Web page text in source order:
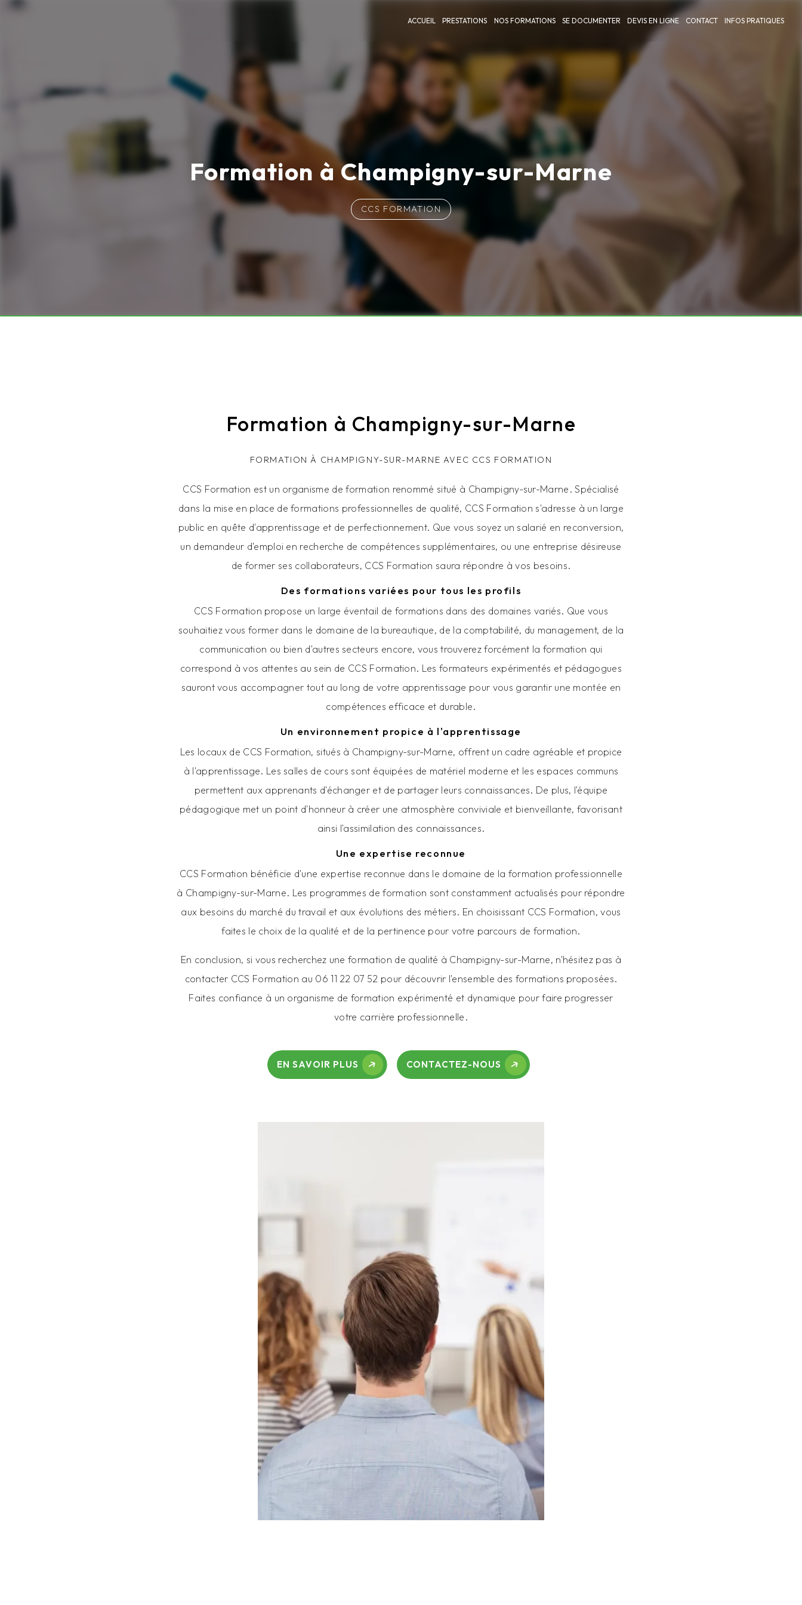
ACCUEIL PRESTATIONS NOS FORMATIONS SE DOCUMENTER DEVIS EN LIGNE CONTACT INFOS PRATIQUES
Formation à Champigny-sur-Marne
CCS FORMATION
Formation à Champigny-sur-Marne
FORMATION À CHAMPIGNY-SUR-MARNE AVEC CCS FORMATION
CCS Formation est un organisme de formation renommé situé à Champigny-sur-Marne. Spécialisé
dans la mise en place de formations professionnelles de qualité, CCS Formation s'adresse à un large
public en quête d'apprentissage et de perfectionnement. Que vous soyez un salarié en reconversion,
un demandeur d'emploi en recherche de compétences supplémentaires, ou une entreprise désireuse
de former ses collaborateurs, CCS Formation saura répondre à vos besoins.
Des formations variées pour tous les profils
CCS Formation propose un large éventail de formations dans des domaines variés. Que vous
souhaitiez vous former dans le domaine de la bureautique, de la comptabilité, du management, de la
communication ou bien d'autres secteurs encore, vous trouverez forcément la formation qui
correspond à vos attentes au sein de CCS Formation. Les formateurs expérimentés et pédagogues
sauront vous accompagner tout au long de votre apprentissage pour vous garantir une montée en
compétences efficace et durable.
Un environnement propice à l'apprentissage
Les locaux de CCS Formation, situés à Champigny-sur-Marne, offrent un cadre agréable et propice
à l'apprentissage. Les salles de cours sont équipées de matériel moderne et les espaces communs
permettent aux apprenants d'échanger et de partager leurs connaissances. De plus, l'équipe
pédagogique met un point d'honneur à créer une atmosphère conviviale et bienveillante, favorisant
ainsi l'assimilation des connaissances.
Une expertise reconnue
CCS Formation bénéficie d'une expertise reconnue dans le domaine de la formation professionnelle
à Champigny-sur-Marne. Les programmes de formation sont constamment actualisés pour répondre
aux besoins du marché du travail et aux évolutions des métiers. En choisissant CCS Formation, vous
faites le choix de la qualité et de la pertinence pour votre parcours de formation.
En conclusion, si vous recherchez une formation de qualité à Champigny-sur-Marne, n'hésitez pas à
contacter CCS Formation au 06 11 22 07 52 pour découvrir l'ensemble des formations proposées.
Faites confiance à un organisme de formation expérimenté et dynamique pour faire progresser
votre carrière professionnelle.
EN SAVOIR PLUS CONTACTEZ-NOUS
Panneau de gestion des cookies